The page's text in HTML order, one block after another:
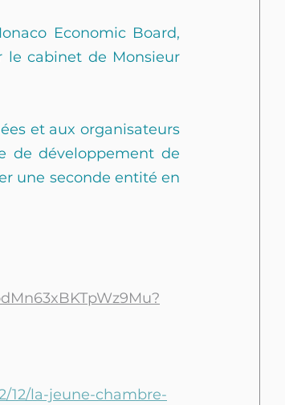
Economic Board,
le cabinet de Monsieur
et aux organisateurs
de développement de
une seconde entité en
12/la-jeune-chambre-